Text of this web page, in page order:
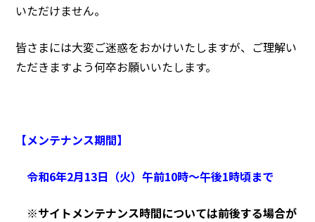
いただけません。
皆さまには大変ご迷惑をおかけいたしますが、ご理解い
ただきますよう何卒お願いいたします。
【メンテナンス期間】
令和6年2月13日（火）午前10時～午後1時頃まで
※サイトメンテナンス時間については前後する場合が